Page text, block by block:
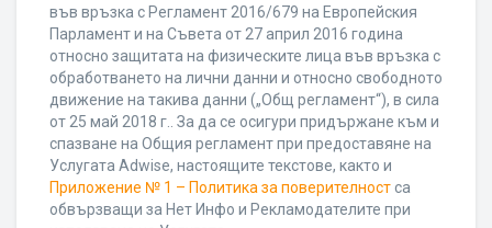
във връзка с Регламент 2016/679 на Европейския
Парламент и на Съвета от 27 април 2016 година
относно защитата на физическите лица във връзка с
обработването на лични данни и относно свободното
движение на такива данни („Общ регламент“), в сила
от 25 май 2018 г.. За да се осигури придържане към и
спазване на Общия регламент при предоставяне на
Услугата Adwise, настоящите текстове, както и
Приложение № 1 – Политика за поверителностса
обвързващи за Нет Инфо и Рекламодателите при